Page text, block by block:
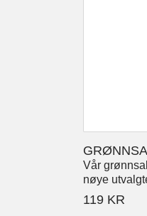
Vår
nøye
119 KR